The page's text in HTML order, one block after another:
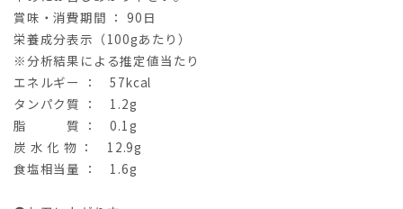
賞味・消費期間 ： 90日
栄養成分表示（100gあたり）
※分析結果による推定値当たり
エネルギー
：57kcal
タンパク質 ： 1.2g
脂 質 ：0.1g
炭 水 化 物 ： 12.9g
食塩相当量 ： 1 .6g